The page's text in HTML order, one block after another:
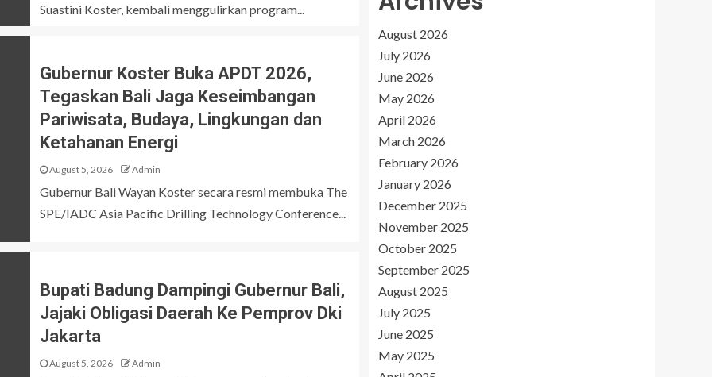
Suastini Koster, kembali menggulirkan program...
Gubernur Koster Buka APDT 2026,
Tegaskan Bali Jaga Keseimbangan
Pariwisata, Budaya, Lingkungan dan
Ketahanan Energi
August 5, 2026 Admin
Gubernur Bali Wayan Koster secara resmi membuka The
SPE/IADC Asia Pacific Drilling Technology Conference...
Bupati Badung Dampingi Gubernur Bali,
Jajaki Obligasi Daerah Ke Pemprov Dki
Jakarta
August 5, 2026 Admin
August 2026
July 2026
June 2026
May 2026
April 2026
March 2026
February 2026
January 2026
December 2025
November 2025
October 2025
September 2025
August 2025
July 2025
June 2025
May 2025